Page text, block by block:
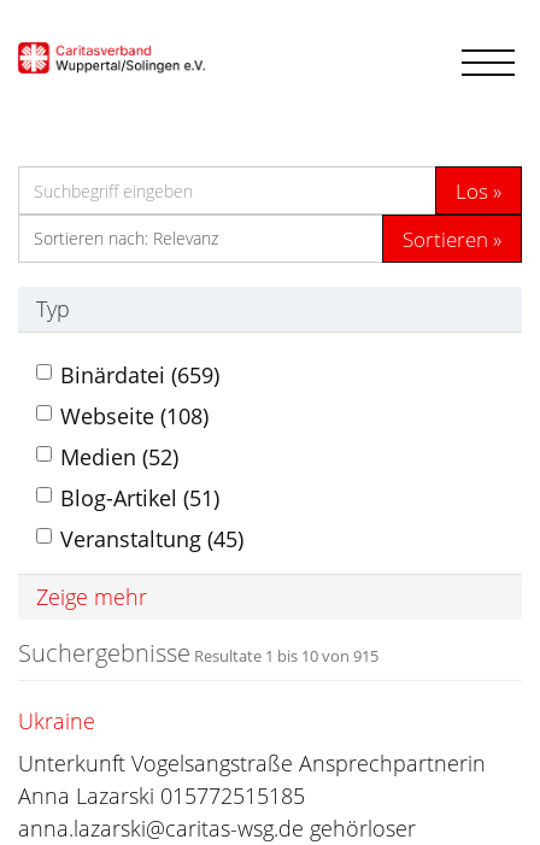
Los
Sortieren
Typ
Binärdatei (659)
Webseite (108)
Medien (52)
Blog-Artikel (51)
Veranstaltung (45)
Zeige mehr
Suchergebnisse Resultate 1 bis 10 von 915
Ukraine
Unterkunft Vogelsangstraße Ansprechpartnerin
Anna Lazarski 015772515185
anna.lazarski@caritas-wsg.de gehörloser